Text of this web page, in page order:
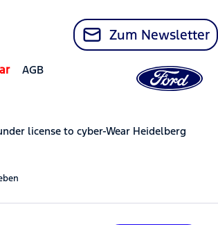
Zum Newsletter
AGB
license to cyber-Wear Heidelberg